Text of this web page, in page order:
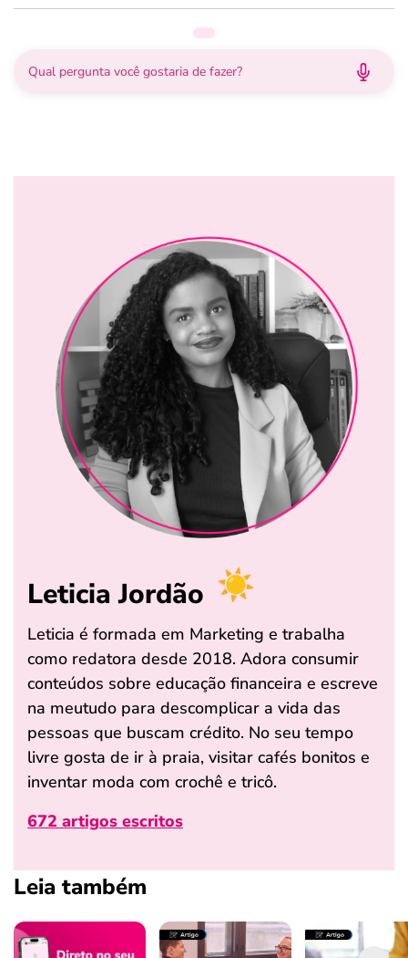
Leticia Jordão
Leticia é formada em Marketing e trabalha
como redatora desde 2018. Adora consumir
conteúdos sobre educação financeira e escreve
na meutudo para descomplicar a vida das
pessoas que buscam crédito. No seu tempo
livre gosta de ir à praia, visitar cafés bonitos e
inventar moda com crochê e tricô.
672 artigos escritos
Leia também